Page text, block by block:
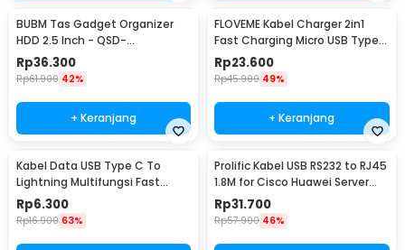
BUBM Tas Gadget Organizer
HDD 2.5 Inch - QSD-
MYB(ORIGINAL)
Rp36.300
Rp61.900 42%
+ Keranjang
FLOVEME Kabel Charger 2in1
Fast Charging Micro USB Type
C 14W 1.2M - B00626
Rp23.600
Rp45.900 49%
+ Keranjang
Kabel Data USB Type C To
Lightning Multifungsi Fast
Charging 5V 2A 1M - 1636
Rp6.300
Rp16.900 63%
Prolific Kabel USB RS232 to RJ45
1.8M for Cisco Huawei Server
Router - PL2303RA
Rp31.700
Rp57.900 46%